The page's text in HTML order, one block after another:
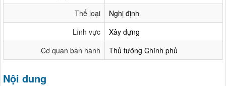
Thể loại
Nghị định
Lĩnh vực
Xây dựng
Cơ quan ban hành
Thủ tướng Chính phủ
Nội dung